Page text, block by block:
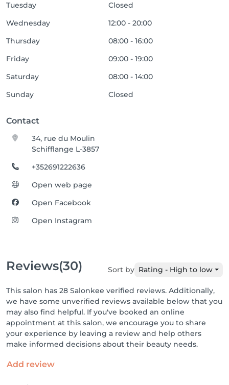
Tuesday
Closed
Wednesday
12:00 - 20:00
Thursday
08:00 - 16:00
Friday
09:00 - 19:00
Saturday
08:00 - 14:00
Sunday
Closed
Contact
34, rue du Moulin
Schifflange L-3857
+352691222636
Open web page
Open Facebook
Open Instagram
Reviews(30) Sort by Rating - High to low
This salon has 28 Salonkee verified reviews. Additionally,
we have some unverified reviews available below that you
may also find helpful. If you've booked an online
appointment at this salon, we encourage you to share
your experience by leaving a review and help others
make informed decisions about their beauty needs.
Add review